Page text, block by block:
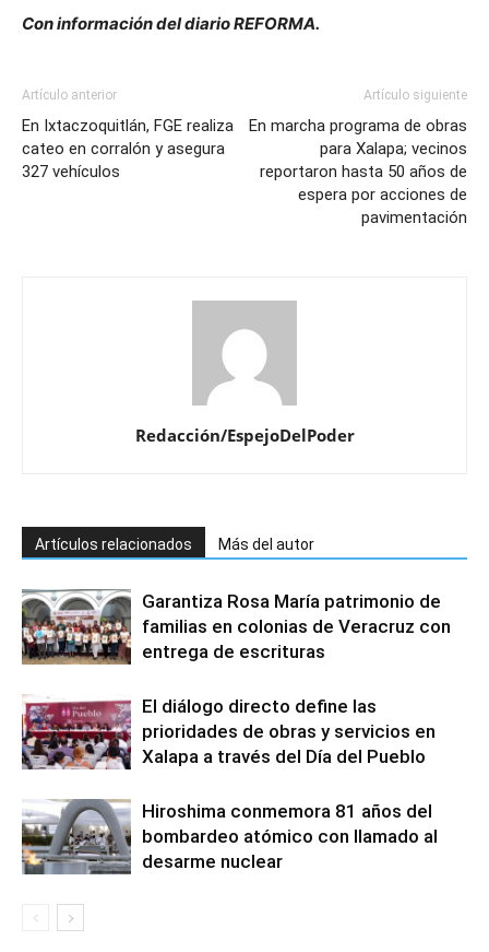
Con información del diario REFORMA.
Artículo anterior
En Ixtaczoquitlán, FGE realiza
cateo en corralón y asegura
327 vehículos
Artículo siguiente
En marcha programa de obras
para Xalapa; vecinos
reportaron hasta 50 años de
espera por acciones de
pavimentación
Redacción/EspejoDelPoder
Artículos relacionados Más del autor
Garantiza Rosa María patrimonio de
familias en colonias de Veracruz con
entrega de escrituras
El diálogo directo define las
prioridades de obras y servicios en
Xalapa a través del Día del Pueblo
Hiroshima conmemora 81 años del
bombardeo atómico con llamado al
desarme nuclear